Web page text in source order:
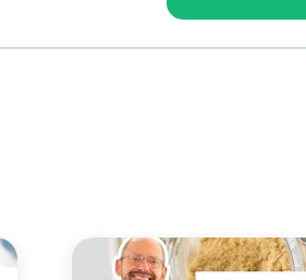
symptoms during
lymphocytes in vitro.